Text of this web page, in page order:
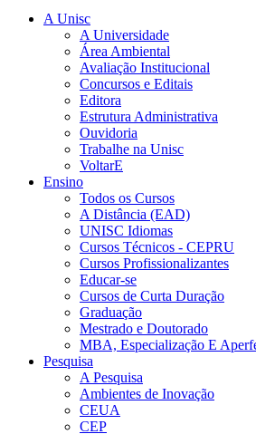
A Unisc
A Universidade
Área Ambiental
Avaliação Institucional
Concursos e Editais
Editora
Estrutura Administrativa
Ouvidoria
Trabalhe na Unisc
VoltarE
Ensino
Todos os Cursos
A Distância (EAD)
UNISC Idiomas
Cursos Técnicos - CEPRU
Cursos Profissionalizantes
Educar-se
Cursos de Curta Duração
Graduação
Mestrado e Doutorado
MBA, Especialização E
Pesquisa
A Pesquisa
Ambientes de Inovação
CEUA
CEP